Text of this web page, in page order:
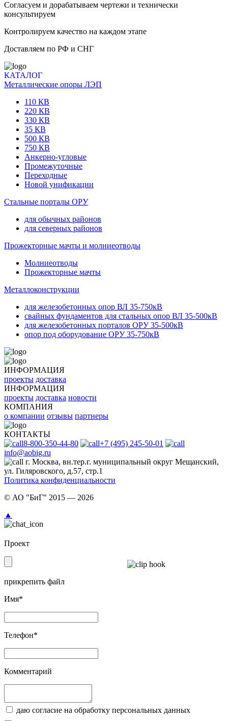
Согласуем и дорабатываем чертежи и технически
консультируем
Контролируем качество на каждом этапе
Доставляем по РФ и СНГ
КАТАЛОГ
Металлические опоры ЛЭП
110 КВ
220 КВ
330 КВ
35 КВ
500 КВ
750 КВ
Анкерно-угловые
Промежуточные
Переходные
Новой унификации
Стальные порталы ОРУ
для обычных районов
для северных районов
Прожекторные мачты и молниеотводы
Молниеотводы
Прожекторные мачты
Металлоконструкции
для железобетонных опор ВЛ 35-750кВ
свайных фундаментов для стальных опор ВЛ 35-500кВ
для железобетонных порталов ОРУ 35-500кВ
опор под оборудование ОРУ 35-750кВ
ИНФОРМАЦИЯ
проекты доставка
ИНФОРМАЦИЯ
проекты доставка новости
КОМПАНИЯ
о компании отзывы партнеры
КОНТАКТЫ
8-800-350-44-80
+7 (495) 245-50-01
info@aobig.ru
г. Москва, вн.тер.г. муниципальный округ Мещанский,
ул. Гиляровского, д.57, стр.1
Политика конфиденциальности
© АО "БиГ" 2015 — 2026
▲
Проект
прикрепить файл
Имя*
Телефон*
Комментарий
даю согласие на обработку персональных данных